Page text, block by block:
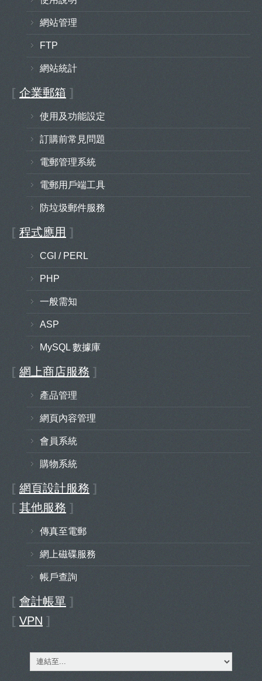
網站管理
FTP
網站統計
[ 企業郵箱 ]
使用及功能設定
訂購前常見問題
電郵管理系統
電郵用戶端工具
防垃圾郵件服務
[ 程式應用 ]
CGI / PERL
PHP
一般需知
ASP
MySQL 數據庫
[ 網上商店服務 ]
產品管理
網頁內容管理
會員系統
購物系統
[ 網頁設計服務 ]
[ 其他服務 ]
傳真至電郵
網上磁碟服務
帳戶查詢
[ 會計帳單 ]
[ VPN ]